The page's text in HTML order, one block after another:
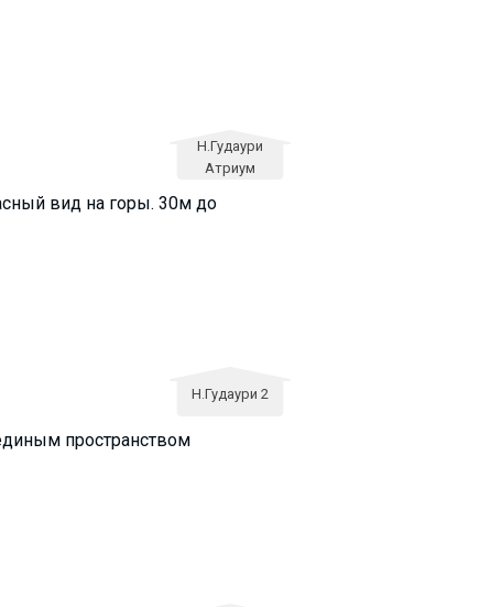
Н.Гудаури
Атриум
вид на горы. 30м до
Н.Гудаури 2
пространством